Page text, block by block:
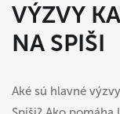
VÝZVY
NA SPIŠI
Aké sú hlavné